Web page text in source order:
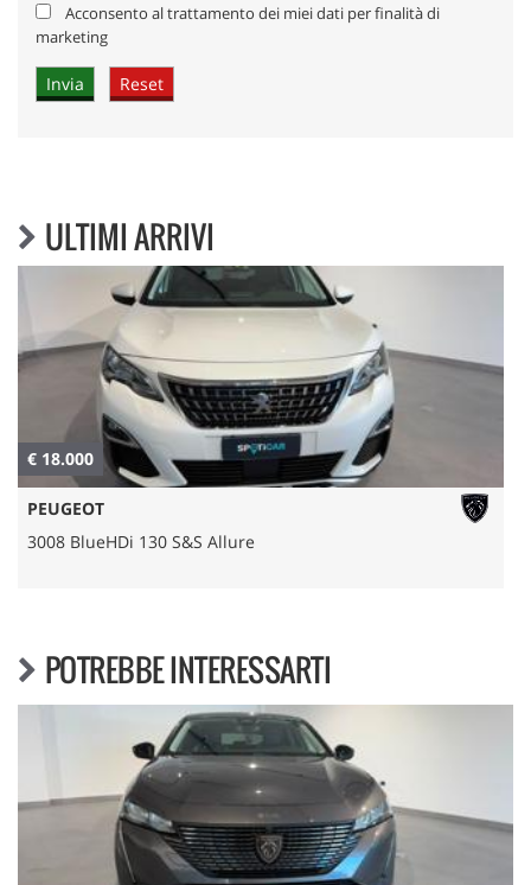
Acconsento al trattamento dei miei dati per finalità di
marketing
ULTIMI ARRIVI
€ 18.000
PEUGEOT
3008 BlueHDi 130 S&S Allure
POTREBBE INTERESSARTI